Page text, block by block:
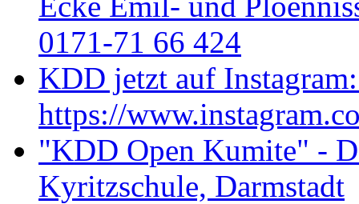
0171-71 66 424
KDD jetzt auf
https://
"KDD Open Kumite" -
Kyritzschule, Darmstadt